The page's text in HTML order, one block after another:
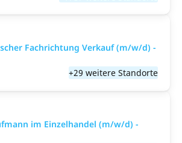
Fachrichtung Verkauf (m/w/d) -
+29 weitere Standorte
im Einzelhandel (m/w/d) -